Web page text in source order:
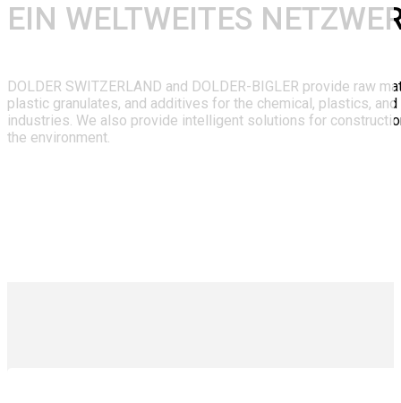
EIN WELTWEITES
DOLDER SWITZERLAND and DOLDER-BIGLER provide raw
plastic granulates, and additives for the chemical, plastics, and
industries. We also provide intelligent solutions for
the environment.